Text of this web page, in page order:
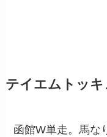
テイエムトッ
函館W単走。馬